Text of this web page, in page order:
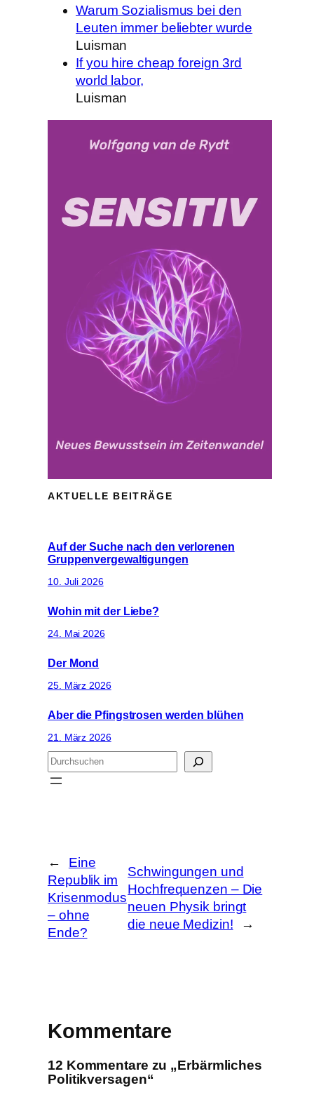
Warum Sozialismus bei den
Leuten immer beliebter wurde
Luisman
If you hire cheap foreign 3rd
world labor,
Luisman
AKTUELLE BEITRÄGE
Auf der Suche nach den verlorenen
Gruppenvergewaltigungen
10. Juli 2026
Wohin mit der Liebe?
24. Mai 2026
Der Mond
25. März 2026
Aber die Pfingstrosen werden blühen
21. März 2026
S
u
←
Eine
Republik im
Krisenmodus
– ohne
Ende?
Schwingungen und
Hochfrequenzen – Die
neuen Physik bringt
die neue Medizin!
→
Kommentare
12 Kommentare zu „Erbärmliches
Politikversagen“